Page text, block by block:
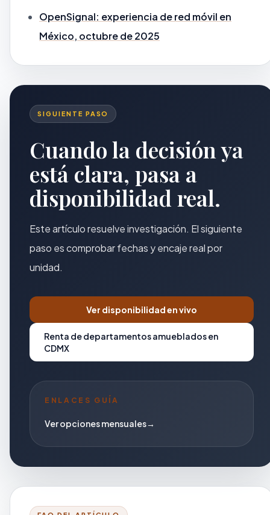
OpenSignal: experiencia de red móvil en
México, octubre de 2025
SIGUIENTE PASO
Cuando la decisión ya
está clara, pasa a
disponibilidad real.
Este artículo resuelve investigación. El siguiente
paso es comprobar fechas y encaje real por
unidad.
Ver disponibilidad en vivo
Renta de departamentos amueblados en
CDMX
ENLACES GUÍA
Ver opciones mensuales→